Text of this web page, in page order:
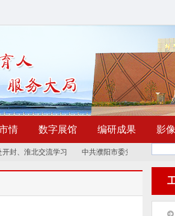
情 数字展馆 编研成果 影
封、淮北交流学习 中共濮阳市委党史和地方史志